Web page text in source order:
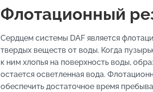
Флотационный
Сердцем системы DAF является
твердых веществ от воды. Когда
к ним хлопья на поверхность воды,
остается осветленная вода.
обеспечить достаточное время